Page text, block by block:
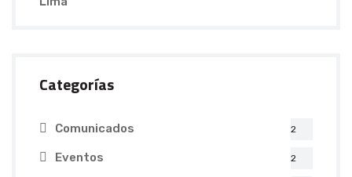
Categorías
Comunicados 2
Eventos 2